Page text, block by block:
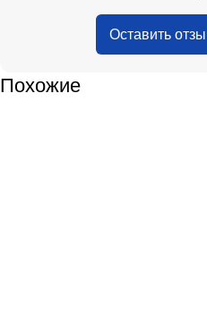
Оставить
Похожие